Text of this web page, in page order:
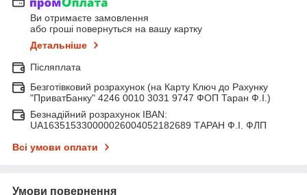
Ви отримаєте замовлення
або гроші повернуться на вашу картку
Детальніше
Післяплата
Безготівковий розрахунок (на Карту Ключ до Рахунку
"ПриватБанку" 4246 0010 3031 9747 ФОП Таран Ф.І.)
Безнадійний розрахунок IBAN:
UA163515330000026004052182689 ТАРАН Ф.І. ФЛП
Всі умови оплати
Умови повернення